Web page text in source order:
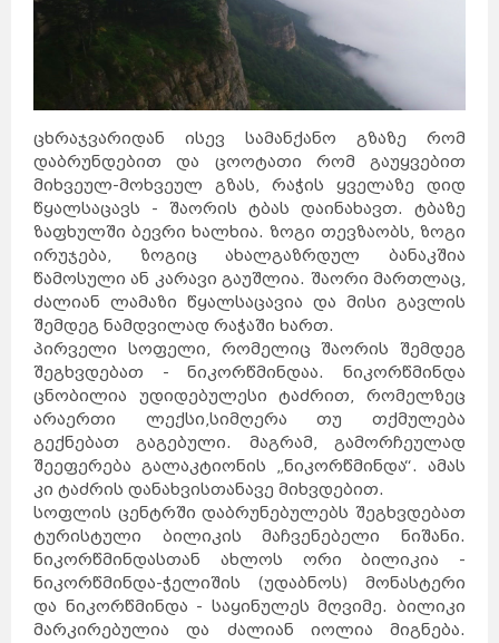
ცხრაჯვარიდან ისევ სამანქანო გზაზე რომ
დაბრუნდებით და ცოოტათი რომ გაუყვებით
მიხვეულ-მოხვეულ გზას, რაჭის ყველაზე დიდ
წყალსაცავს - შაორის ტბას დაინახავთ. ტბაზე
ზაფხულში ბევრი ხალხია. ზოგი თევზაობს, ზოგი
ირუჯება, ზოგიც ახალგაზრდულ ბანაკშია
წამოსული ან კარავი გაუშლია. შაორი მართლაც,
ძალიან ლამაზი წყალსაცავია და მისი გავლის
შემდეგ ნამდვილად რაჭაში ხართ.
პირველი სოფელი, რომელიც შაორის შემდეგ
შეგხვდებათ - ნიკორწმინდაა. ნიკორწმინდა
ცნობილია უდიდებულესი ტაძრით, რომელზეც
არაერთი ლექსი,სიმღერა თუ თქმულება
გექნებათ გაგებული. მაგრამ, გამორჩეულად
შეეფერება გალაკტიონის „ნიკორწმინდა“. ამას
კი ტაძრის დანახვისთანავე მიხვდებით.
სოფლის ცენტრში დაბრუნებულებს შეგხვდებათ
ტურისტული ბილიკის მაჩვენებელი ნიშანი.
ნიკორწმინდასთან ახლოს ორი ბილიკია -
ნიკორწმინდა-ჭელიშის (უდაბნოს) მონასტერი
და ნიკორწმინდა - საყინულეს მღვიმე. ბილიკი
მარკირებულია და ძალიან იოლია მიგნება.